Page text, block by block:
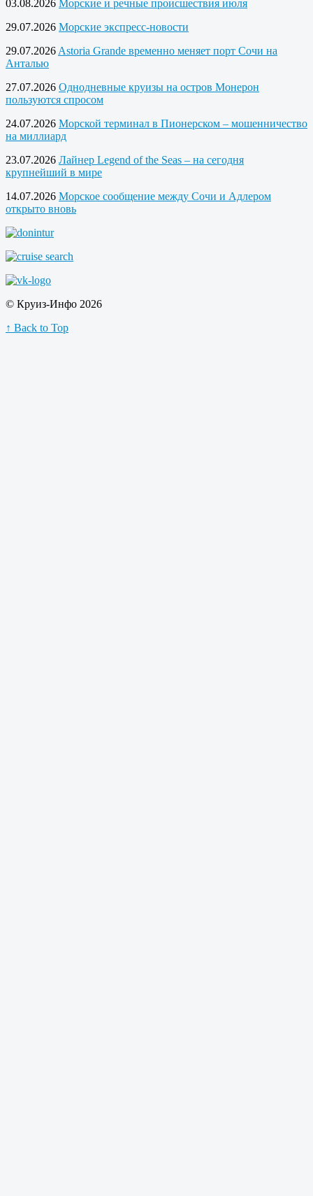
03.08.2026 Морские и речные происшествия июля
29.07.2026 Морские экспресс-новости
29.07.2026 Astoria Grande временно меняет порт Сочи на
Анталью
27.07.2026 Однодневные круизы на остров Монерон
пользуются спросом
24.07.2026 Морской терминал в Пионерском – мошенничество
на миллиард
23.07.2026 Лайнер Legend of the Seas – на сегодня
крупнейший в мире
14.07.2026 Морское сообщение между Сочи и Адлером
открыто вновь
© Круиз-Инфо 2026
↑ Back to Top